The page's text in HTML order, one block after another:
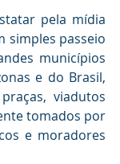
pela mídia
simples passeio
municípios
e do Brasil,
viadutos
tomados por
e moradores